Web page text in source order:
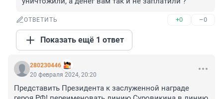
ОТВЕТИТЬ +0 –0
Показать ещё 1 ответ
280230446
20 февраля 2024, 20:20
Представить Президента к заслуженной награде